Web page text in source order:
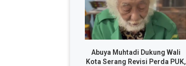
Abuya Muhtadi Dukung Wali
Kota Serang Revisi Perda PUK,